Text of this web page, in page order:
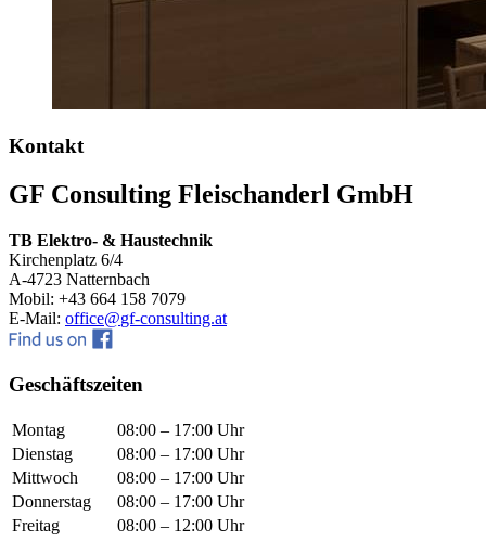
Kontakt
GF Consulting Fleischanderl GmbH
TB Elektro- & Haustechnik
Kirchenplatz 6/4
A-4723 Natternbach
Mobil: +43 664 158 7079
E-Mail: office@gf-consulting.at
Geschäftszeiten
Montag
08:00 – 17:00 Uhr
Dienstag
08:00 – 17:00 Uhr
Mittwoch
08:00 – 17:00 Uhr
Donnerstag
08:00 – 17:00 Uhr
Freitag
08:00 – 12:00 Uhr